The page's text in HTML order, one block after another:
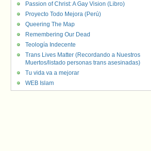
Passion of Christ: A Gay Vision (Libro)
Proyecto Todo Mejora (Perú)
Queering The Map
Remembering Our Dead
Teología Indecente
Trans Lives Matter (Recordando a Nuestros
Muertos/listado personas trans asesinadas)
Tu vida va a mejorar
WEB Islam